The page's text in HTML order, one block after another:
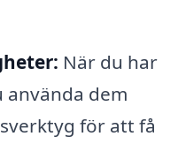
När du har
dem
för att få